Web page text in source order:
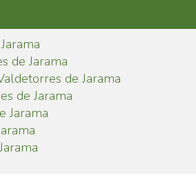
de Jarama
de Jarama
de Jarama
Jarama